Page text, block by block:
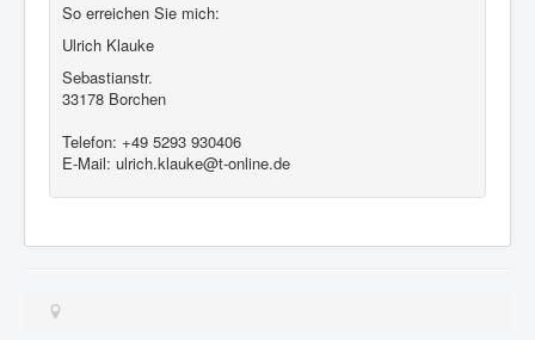
So erreichen Sie mich:
Ulrich Klauke
Sebastianstr.
33178 Borchen
Telefon: +49 5293 930406
E-Mail: ulrich.klauke@t-online.de